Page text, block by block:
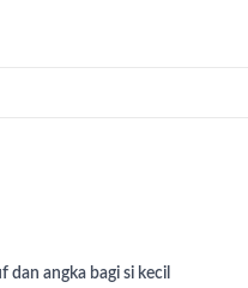
angka bagi si kecil